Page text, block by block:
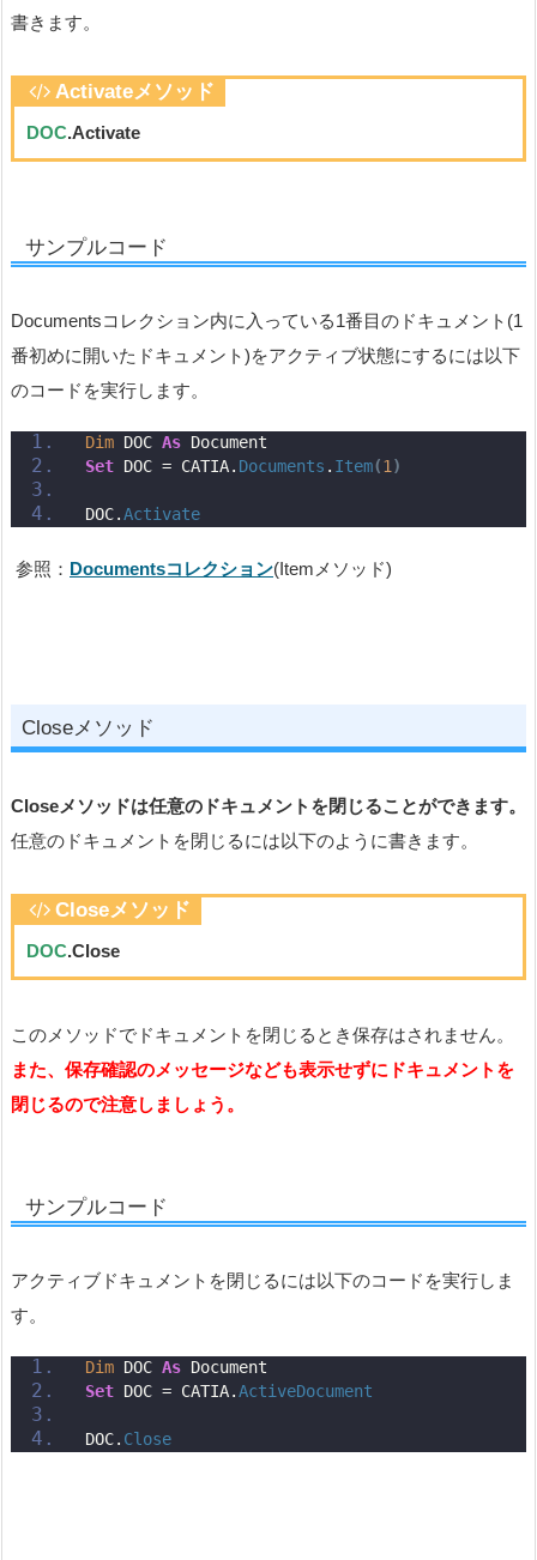
書きます。
Activateメソッド
DOC.Activate
サンプルコード
Documentsコレクション内に入っている1番目のドキュメント(1
番初めに開いたドキュメント)をアクティブ状態にするには以下
のコードを実行します。
Dim DOC As Document
Set DOC = CATIA. Documents . Item(1)
DOC.Activate
参照： Documentsコレクション(Itemメソッド)
Closeメソッド
Closeメソッドは任意のドキュメントを閉じることができます。
任意のドキュメントを閉じるには以下のように書きます。
Closeメソッド
DOC.Close
このメソッドでドキュメントを閉じるとき保存はされません。
また、保存確認のメッセージなども表示せずにドキュメントを
閉じるので注意しましょう。
サンプルコード
アクティブドキュメントを閉じるには以下のコードを実行しま
す。
Dim DOC As Document
Set DOC = CATIA.ActiveDocument
DOC. Close